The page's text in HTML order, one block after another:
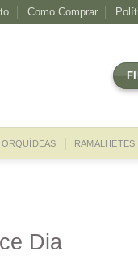
Como Comprar
ORQUÍDEAS RAMALHETES
Dia